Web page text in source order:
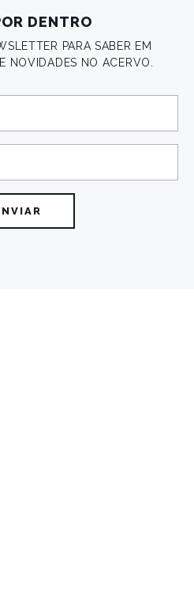
DENTRO
PARA SABER EM
NOVIDADES NO ACERVO.